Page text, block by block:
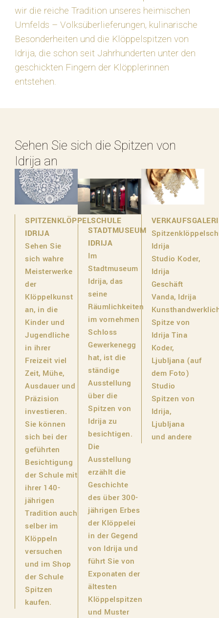
wir die reiche Tradition unseres heimischen
Umfelds – Volksüberlieferungen, kulinarische
Besonderheiten und die Klöppelspitzen von
Idrija, die schon seit Jahrhunderten unter den
geschickten Fingern der Klöpplerinnen
entstehen.
Sehen Sie sich die Spitzen von
Idrija an
SPITZENKLÖPPELSCHULE
IDRIJA
Sehen Sie
sich wahre
Meisterwerke
der
Klöppelkunst
an, in die
Kinder und
Jugendliche
in ihrer
Freizeit viel
Zeit, Mühe,
Ausdauer und
Präzision
investieren.
Sie können
sich bei der
geführten
Besichtigung
der Schule mit
ihrer 140-
jährigen
Tradition auch
selber im
Klöppeln
versuchen
und im Shop
der Schule
Spitzen
kaufen.
STADTMUSEUM
IDRIJA
Im
Stadtmuseum
Idrija, das
seine
Räumlichkeiten
im vornehmen
Schloss
Gewerkenegg
hat, ist die
ständige
Ausstellung
über die
Spitzen von
Idrija zu
besichtigen.
Die
Ausstellung
erzählt die
Geschichte
des über 300-
jährigen Erbes
der Klöppelei
in der Gegend
von Idrija und
führt Sie von
Exponaten der
ältesten
Klöppelspitzen
und Muster
Idrija
Studio Koder,
Idrija
Geschäft
Vanda, Idrija
Spitze von
Idrija Tina
Koder,
Ljubljana (auf
dem Foto)
Studio
Spitzen von
Idrija,
Ljubljana
und andere